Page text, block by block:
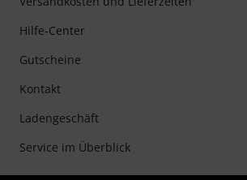
Hilfe-Center
Gutscheine
Kontakt
Ladengeschäft
Service im Überblick